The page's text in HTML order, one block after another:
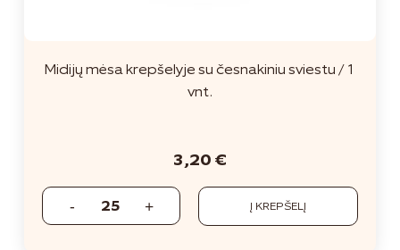
Midijų mėsa krepšelyje su česnakiniu sviestu / 1
vnt.
Į KREPŠELĮ
3,20 €